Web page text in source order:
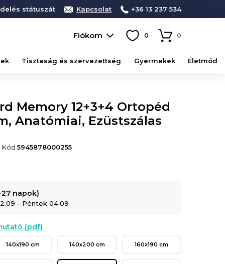
státuszát Kapcsolat +36 13 237 534
Fiókom 0 0
Tisztaság és szervezettség Gyermekek Életmód
Memory 12+3+4 Ortopéd
Anatómiai, Ezüstszálas
Kód5945878000255
napok)
- Péntek 04.09
(pdf)
140x190 cm 140x200 cm 160x190 cm